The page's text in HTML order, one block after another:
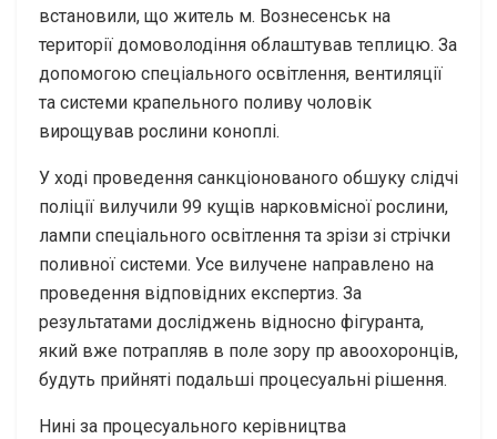
встановили, що житель м. Вознесенськ на
території домоволодіння облаштував теплицю. За
допомогою спеціального освітлення, вентиляції
та системи крапельного поливу чоловік
вирощував рослини коноплі.
У ході проведення санкціонованого обшуку слідчі
поліції вилучили 99 кущів нарковмісної рослини,
лампи спеціального освітлення та зрізи зі стрічки
поливної системи. Усе вилучене направлено на
проведення відповідних експертиз. За
результатами досліджень відносно фігуранта,
який вже потрапляв в поле зору пр авоохоронців,
будуть прийняті подальші процесуальні рішення.
Нині за процесуального керівництва